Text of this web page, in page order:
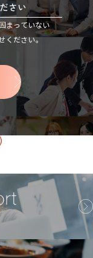
さい
まっていない
ください。